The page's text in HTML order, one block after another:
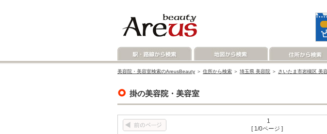
美容院・美容室検索のAreusBeauty ＞ 住所から検索 ＞ 埼玉県 美容院 ＞ さいたま市岩槻区 美
掛の美容院・美容室
1
[ 1/0ページ ]